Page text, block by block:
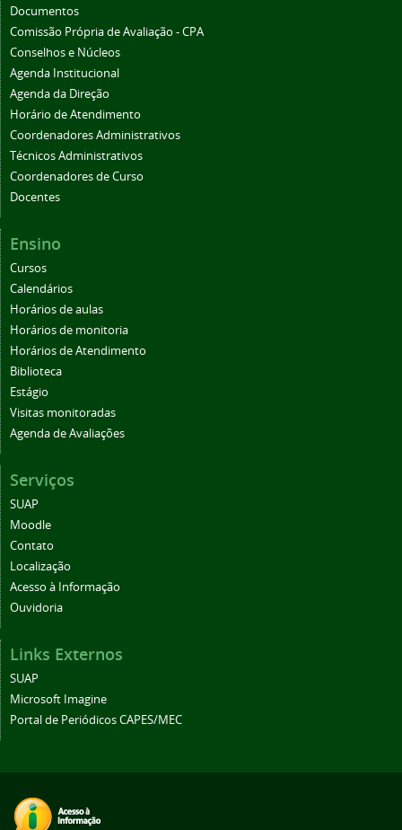
Documentos
Comissão Própria de Avaliação - CPA
Conselhos e Núcleos
Agenda Institucional
Agenda da Direção
Horário de Atendimento
Coordenadores Administrativos
Técnicos Administrativos
Coordenadores de Curso
Docentes
Ensino
Cursos
Calendários
Horários de aulas
Horários de monitoria
Horários de Atendimento
Biblioteca
Estágio
Visitas monitoradas
Agenda de Avaliações
Serviços
SUAP
Moodle
Contato
Localização
Acesso à Informação
Ouvidoria
Links Externos
SUAP
Microsoft Imagine
Portal de Periódicos CAPES/MEC